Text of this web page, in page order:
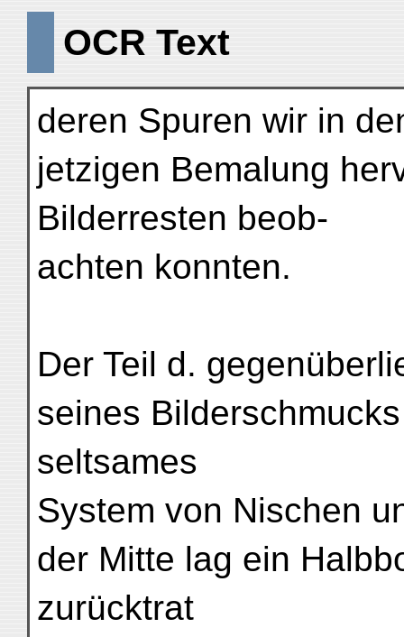
OCR Text
deren Spuren wir in
jetzigen Bemalung
Bilderresten beob-
achten konnten.
Der Teil d.
seines
seltsames
System von Nischen
der Mitte lag ein
zurücktrat